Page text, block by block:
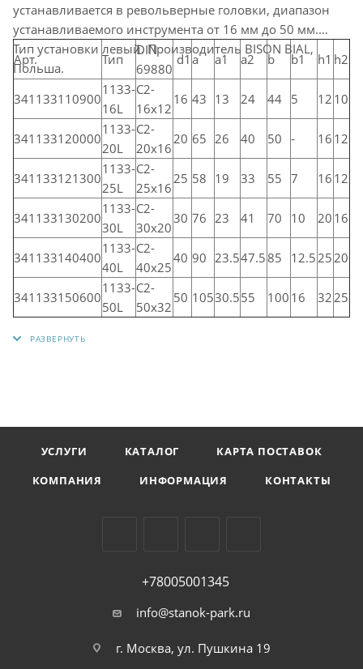
устанавливается в револьверные головки, диапазон
устанавливаемого инструмента от 16 мм до 50 мм.
Тип установки левый. Производитель BISON BIAL,
Польша.
Арт. Тип
DIN
69880
d1a a1 a2 b b1 h1 h2
341133110900
1133-
16L
C2-
16х12
16 43 13 24 44 5 12 10
341133120000
1133-
20L
C2-
20х16
20 65 26 40 50 - 16 12
341133121300
1133-
25L
C2-
25х16
25 58 19 33 55 7 16 12
341133130200
1133-
30L
C2-
30х20
30 76 23 41 70 10 20 16
341133140400
1133-
40L
C2-
40х25
40 90 23.547.585 12.5 25 20
341133150600
1133-
50L
C2-
50х32
50 10530.555 100 16 32 25
УСЛУГИ КАТАЛОГ
КАРТА ПОСТАВОК
КОМПАНИЯ
ИНФОРМАЦИЯ КОНТАКТЫ
+78005001345
info@stanok-park.ru
г. Москва, ул. Пушкина 19